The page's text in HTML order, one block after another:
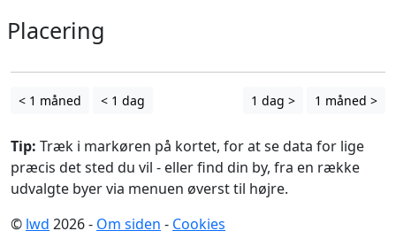
Placering
+
−
< 1 måned < 1 dag 1 dag > 1 måned >
Tip: Træk i markøren på kortet, for at se data for lige
præcis det sted du vil - eller find din by, fra en række
udvalgte byer via menuen øverst til højre.
© lwd 2026 - Om siden - Cookies